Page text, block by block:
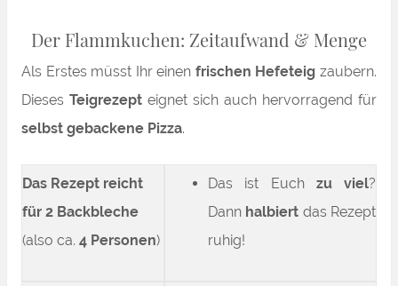
Der Flammkuchen: Zeitaufwand & Menge
Als Erstes müsst Ihr einen frischen Hefeteig zaubern.
Dieses Teigrezept eignet sich auch hervorragend für
selbst gebackene Pizza.
Das Rezept reicht
für 2 Backbleche
(also ca. 4 Personen)
Das ist Euch zu viel?
Dann halbiert das Rezept
ruhig!